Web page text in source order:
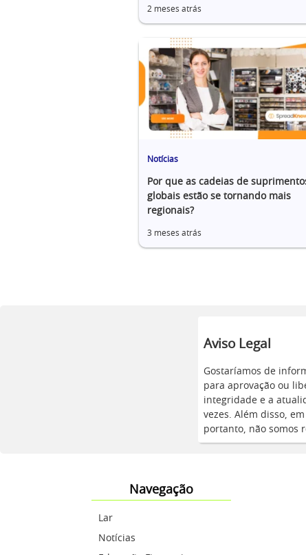
2 meses atrás
Notícias
Por que as cadeias de
globais estão se tornando mais
regionais?
3 meses atrás
Aviso Legal
Gostaríamos de
para aprovação ou
integridade e a
vezes. Além disso,
portanto, não somos
Navegação
Lar
Notícias